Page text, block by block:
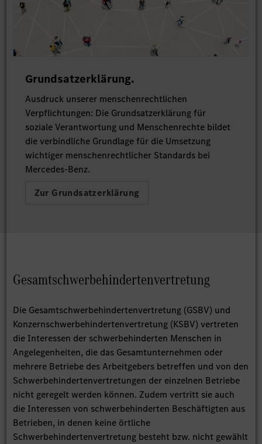
Grundsatzerklärung.
Ausdruck unserer menschenrechtlichen
Verpflichtungen: Die Grundsatzerklärung für
soziale Verantwortung und Menschenrechte bildet
die verbindliche Grundlage für die Umsetzung
wichtiger menschenrechtlicher Standards bei
Mercedes-Benz.
Zur Grundsatzerklärung
Gesamtschwerbehindertenvertretung
Die Gesamtschwerbehindertenvertretung (GSBV) und
Konzernschwerbehindertenvertretung (KSBV) vertreten
die Interessen der schwerbehinderten Menschen in
Angelegenheiten, die das Gesamtunternehmen oder
mehrere Betriebe des Arbeitgebers betreffen und von den
Schwerbehindertenvertretungen der einzelnen Betriebe
nicht geregelt werden können. Zudem vertritt sie auch
die Interessen von schwerbehinderten Beschäftigten aus
Betrieben, in denen keine örtliche
Schwerbehindertenvertretung besteht bzw. nicht gewählt